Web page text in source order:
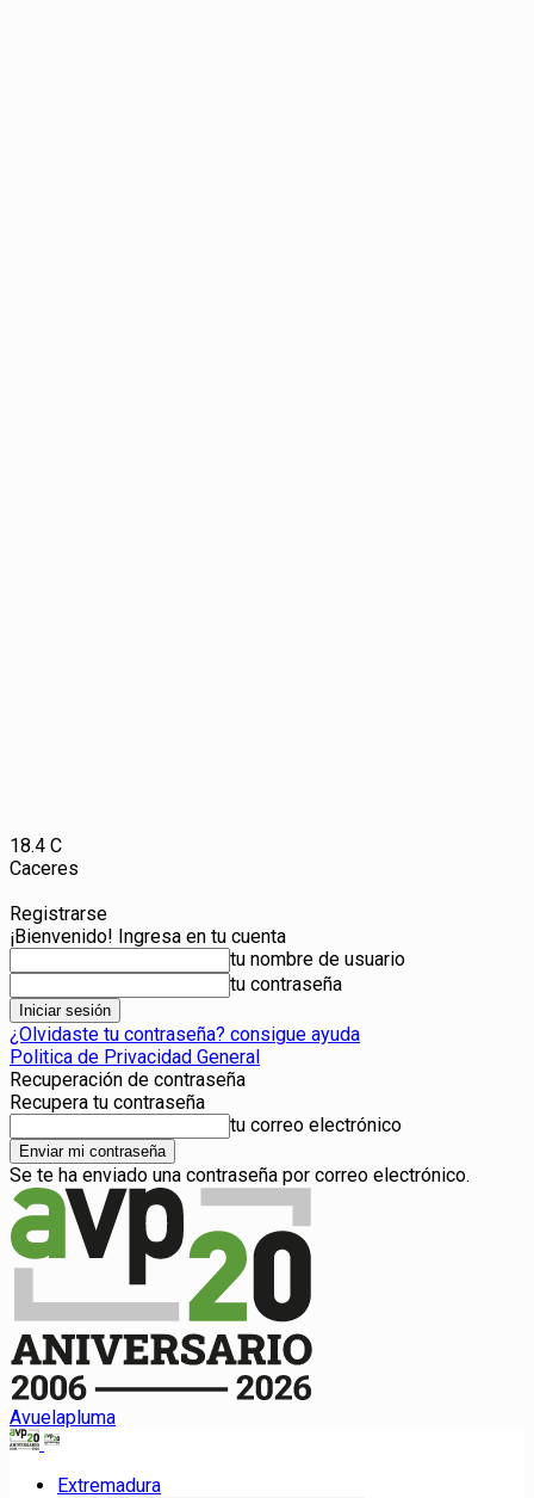
18.4 C
Caceres
Registrarse
¡Bienvenido! Ingresa en tu cuenta
tu nombre de usuario
tu contraseña
¿Olvidaste tu contraseña? consigue ayuda
Politica de Privacidad General
Recuperación de contraseña
Recupera tu contraseña
tu correo electrónico
Se te ha enviado una contraseña por correo electrónico.
Avuelapluma
Extremadura